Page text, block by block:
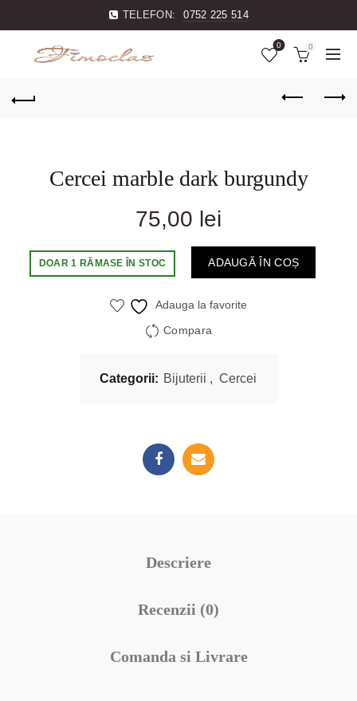
TELEFON: 0752 225 514
0 0
Cercei marble dark burgundy
75,00 lei
DOAR 1 RĂMASE ÎN STOC ADAUGĂ ÎN COȘ
Adauga la favorite
Compara
Categorii: Bijuterii , Cercei
Descriere
Recenzii (0)
Comanda si Livrare